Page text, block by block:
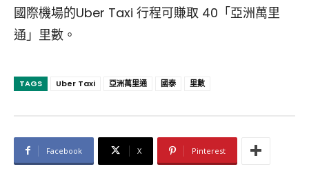
國際機場的Uber Taxi 行程可賺取 40「亞洲萬里
通」里數。
TAGS Uber Taxi 亞洲萬里通 國泰 里數
Facebook X Pinterest